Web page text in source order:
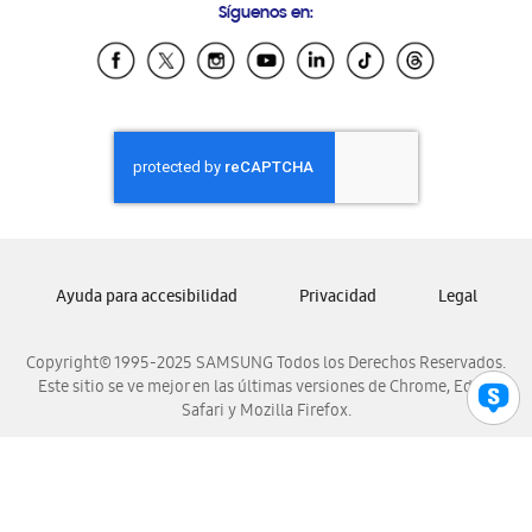
Samsung Ecuador
Samsung El Salvador
Samsung Honduras
Samsung Nicaragua
Samsung Panamá
Samsung Venezuela
Síguenos en:
Copyright© 1995-2025 SAMSUNG Todos los Derechos Reservados.
Este sitio se ve mejor en las últimas versiones de Chrome, Edge,
Safari y Mozilla Firefox.
Ayuda para accesibilidad Privacidad Legal